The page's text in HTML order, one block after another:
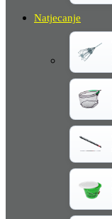
Natjecanje